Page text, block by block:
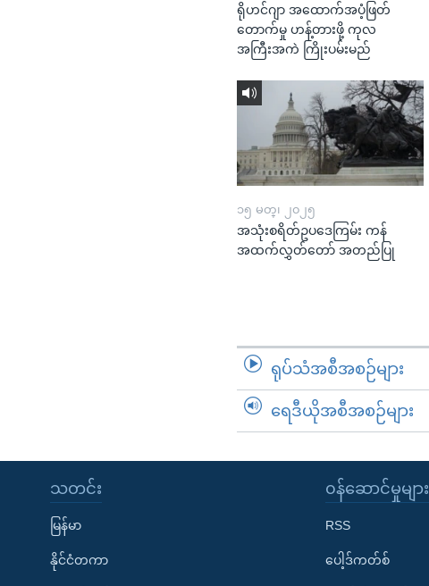
ရိုဟင်ဂျာ အထောက်အပံ့ဖြတ်
တောက်မှု ဟန့်တားဖို့ ကုလ
အကြီးအကဲ ကြိုးပမ်းမည်
၁၅ မတ္၊ ၂၀၂၅
အသုံးစရိတ်ဥပဒေကြမ်း ကန်
အထက်လွှတ်တော် အတည်ပြု
ရုပ်သံအစီအစဉ်များ
ရေဒီယိုအစီအစဉ်များ
သတင်း
မြန်မာ
နိုင်ငံတကာ
၀န်ဆောင်မှုများ
RSS
ပေါ့ဒ်ကတ်စ်